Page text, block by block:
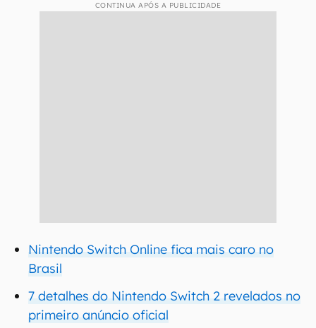
CONTINUA APÓS A PUBLICIDADE
Nintendo Switch Online fica mais caro no
Brasil
7 detalhes do Nintendo Switch 2 revelados no
primeiro anúncio oficial